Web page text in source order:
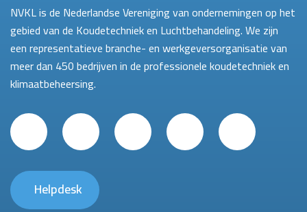
NVKL is de Nederlandse Vereniging van ondernemingen op het
gebied van de Koudetechniek en Luchtbehandeling. We zijn
een representatieve branche- en werkgeversorganisatie van
meer dan 450 bedrijven in de professionele koudetechniek en
klimaatbeheersing.
Helpdesk